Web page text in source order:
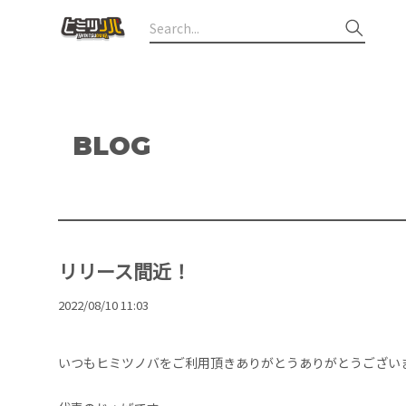
BLOG
リリース間近！
2022/08/10 11:03
いつもヒミツノバをご利用頂きありがとうありがとうござ